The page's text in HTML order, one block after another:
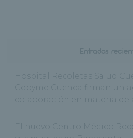
Hospital Recoletas Salud
Cepyme Cuenca firman un
colaboración en materia de
El nuevo Centro Médico